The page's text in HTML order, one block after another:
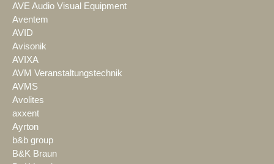
AVE Audio Visual Equipment
Aventem
AVID
Avisonik
AVIXA
AVM Veranstaltungstechnik
AVMS
Avolites
axxent
Ayrton
b&b group
B&K Braun